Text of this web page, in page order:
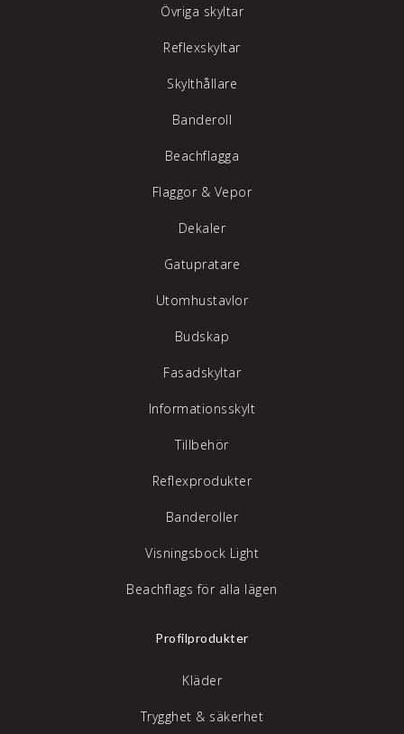
Övriga skyltar
Reflexskyltar
Skylthållare
Banderoll
Beachflagga
Flaggor & Vepor
Dekaler
Gatupratare
Utomhustavlor
Budskap
Fasadskyltar
Informationsskylt
Tillbehör
Reflexprodukter
Banderoller
Visningsbock Light
Beachflags för alla lägen
Profilprodukter
Kläder
Trygghet & säkerhet